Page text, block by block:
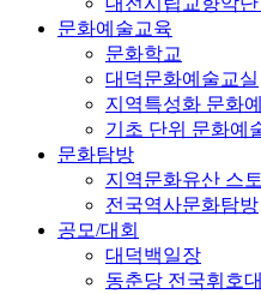
문화예술교육
문화학교
대덕문화예술교실
지역특성화 문화
기초 단위 문화예
문화탐방
지역문화유산 스
전국역사문화탐방
공모/대회
대덕백일장
동춘당 전국휘호